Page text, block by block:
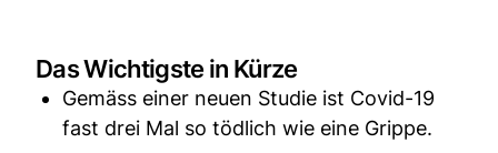
Das Wichtigste in Kürze
Gemäss einer neuen Studie ist Covid-19
fast drei Mal so tödlich wie eine Grippe.